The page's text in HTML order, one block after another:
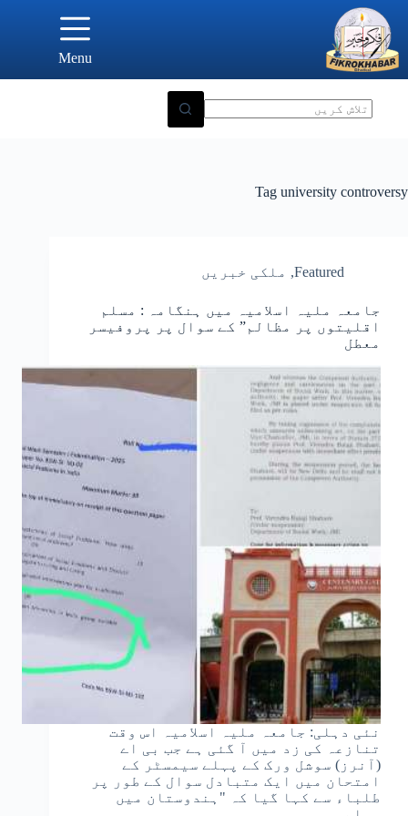
content
Menu
Tag university controversy
Featured
, ملکی خبریں
جامعہ ملیہ اسلامیہ میں ہنگامہ : مسلم
اقلیتوں پر مظالم” کے سوال پر پروفیسر
معطل
نئی دہلی: جامعہ ملیہ اسلامیہ اس وقت
تنازعہ کی زد میں آ گئی ہے جب بی اے
(آنرز) سوشل ورک کے پہلے سیمسٹر کے
امتحان میں ایک متبادل سوال کے طور پر
طلباء سے کہا گیا کہ "ہندوستان میں